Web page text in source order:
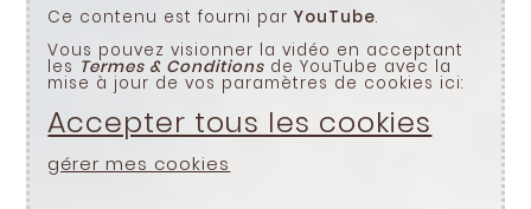
Ce contenu est fourni parYouTube.
Vous pouvez visionner la vidéo en acceptant
les Termes & Conditions de YouTube avec la
mise à jour de vos paramètres de cookies ici:
Accepter tous les cookies
gérer mes cookies